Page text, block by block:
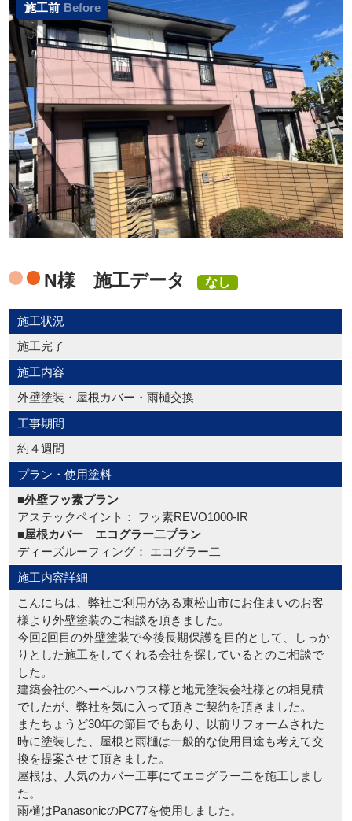
施工前 Before
N様 施工データ なし
施工状況
施工完了
施工内容
外壁塗装・屋根カバー・雨樋交換
工事期間
約４週間
プラン・使用塗料
■外壁フッ素プラン
アステックペイント： フッ素REVO1000-IR
■屋根カバー エコグラー二プラン
ディーズルーフィング： エコグラー二
施工内容詳細
こんにちは、弊社ご利用がある東松山市にお住まいのお客
様より外壁塗装のご相談を頂きました。
今回2回目の外壁塗装で今後長期保護を目的として、しっか
りとした施工をしてくれる会社を探しているとのご相談で
した。
建築会社のヘーベルハウス様と地元塗装会社様との相見積
でしたが、弊社を気に入って頂きご契約を頂きました。
またちょうど30年の節目でもあり、以前リフォームされた
時に塗装した、屋根と雨樋は一般的な使用目途も考えて交
換を提案させて頂きました。
屋根は、人気のカバー工事にてエコグラー二を施工しまし
た。
雨樋はPanasonicのPC77を使用しました。